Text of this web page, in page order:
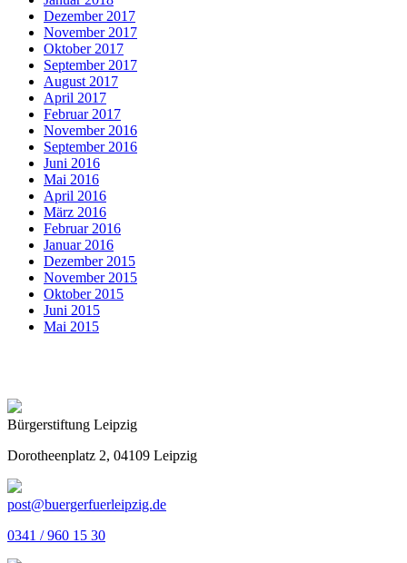
Dezember 2017
November 2017
Oktober 2017
September 2017
August 2017
April 2017
Februar 2017
November 2016
September 2016
Juni 2016
Mai 2016
April 2016
März 2016
Februar 2016
Januar 2016
Dezember 2015
November 2015
Oktober 2015
Juni 2015
Mai 2015
Bürgerstiftung Leipzig
Dorotheenplatz 2, 04109 Leipzig
post@buergerfuerleipzig.de
0341 / 960 15 30